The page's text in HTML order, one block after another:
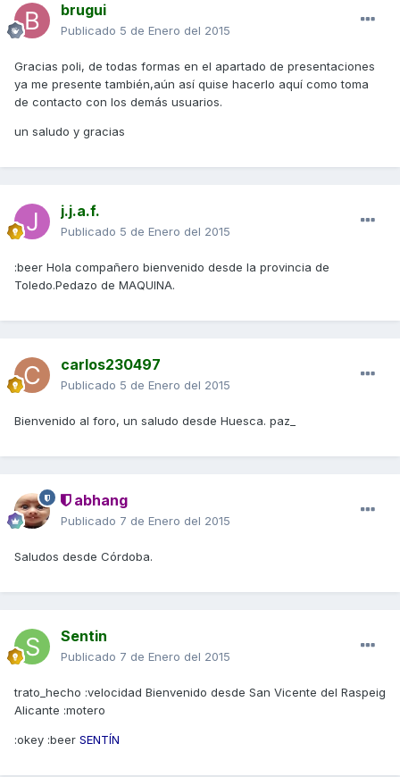
brugui
Publicado 5 de Enero del 2015
Gracias poli, de todas formas en el apartado de presentaciones
ya me presente también,aún así quise hacerlo aquí como toma
de contacto con los demás usuarios.
un saludo y gracias
j.j.a.f.
Publicado 5 de Enero del 2015
:beer Hola compañero bienvenido desde la provincia de
Toledo.Pedazo de MAQUINA.
carlos230497
Publicado 5 de Enero del 2015
Bienvenido al foro, un saludo desde Huesca. paz_
abhang
Publicado 7 de Enero del 2015
Saludos desde Córdoba.
Sentin
Publicado 7 de Enero del 2015
trato_hecho :velocidad Bienvenido desde San Vicente del Raspeig
Alicante :motero
:okey :beer SENTÍN